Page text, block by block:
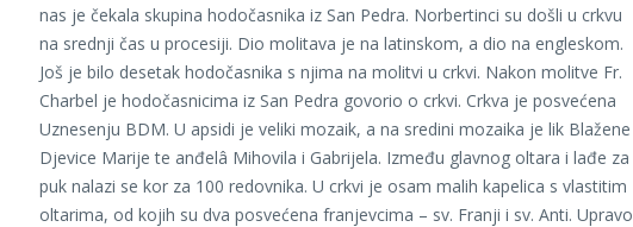
nas je čekala skupina hodočasnika iz San Pedra. Norbertinci su došli u crkvu
na srednji čas u procesiji. Dio molitava je na latinskom, a dio na engleskom.
Još je bilo desetak hodočasnika s njima na molitvi u crkvi. Nakon molitve Fr.
Charbel je hodočasnicima iz San Pedra govorio o crkvi. Crkva je posvećena
Uznesenju BDM. U apsidi je veliki mozaik, a na sredini mozaika je lik Blažene
Djevice Marije te anđelâ Mihovila i Gabrijela. Između glavnog oltara i lađe za
puk nalazi se kor za 100 redovnika. U crkvi je osam malih kapelica s vlastitim
oltarima, od kojih su dva posvećena franjevcima – sv. Franji i sv. Anti. Upravo